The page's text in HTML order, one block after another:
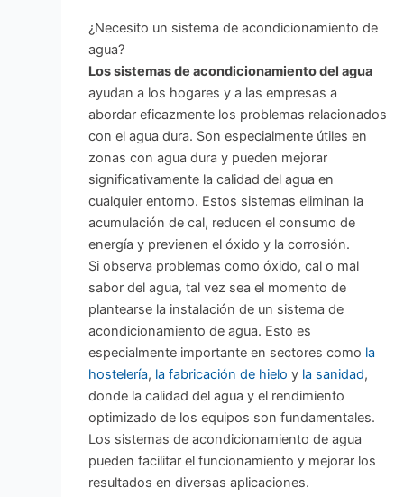
¿Necesito un sistema de acondicionamiento de
agua?
Los sistemas de acondicionamiento del agua
ayudan a los hogares y a las empresas a
abordar eficazmente los problemas relacionados
con el agua dura. Son especialmente útiles en
zonas con agua dura y pueden mejorar
significativamente la calidad del agua en
cualquier entorno. Estos sistemas eliminan la
acumulación de cal, reducen el consumo de
energía y previenen el óxido y la corrosión.
Si observa problemas como óxido, cal o mal
sabor del agua, tal vez sea el momento de
plantearse la instalación de un sistema de
acondicionamiento de agua. Esto es
especialmente importante en sectores como la
hostelería, la fabricación de hielo y la sanidad,
donde la calidad del agua y el rendimiento
optimizado de los equipos son fundamentales.
Los sistemas de acondicionamiento de agua
pueden facilitar el funcionamiento y mejorar los
resultados en diversas aplicaciones.